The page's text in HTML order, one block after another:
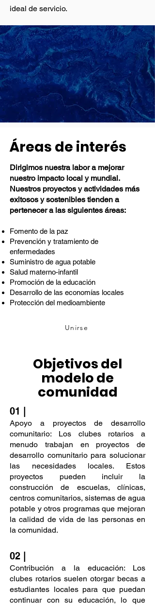
ideal de servicio.
Áreas de interés
Dirigimos nuestra labor a mejorar
nuestro impacto local y mundial.
Nuestros proyectos y actividades más
exitosos y sostenibles tienden a
pertenecer a las siguientes áreas:
Fomento de la paz
Prevención y tratamiento de
enfermedades
Suministro de agua potable
Salud materno-infantil
Promoción de la educación
Desarrollo de las economías locales
Protección del medioambiente
Unirse
Objetivos del
modelo de
comunidad
01 |
Apoyo a proyectos de desarrollo
comunitario: Los clubes rotarios a
menudo trabajan en proyectos de
desarrollo comunitario para solucionar
las necesidades locales. Estos
proyectos pueden incluir la
construcción de escuelas, clínicas,
centros comunitarios, sistemas de agua
potable y otros programas que mejoran
la calidad de vida de las personas en
la comunidad.
02 |
Contribución a la educación: Los
clubes rotarios suelen otorgar becas a
estudiantes locales para que puedan
continuar con su educación, lo que